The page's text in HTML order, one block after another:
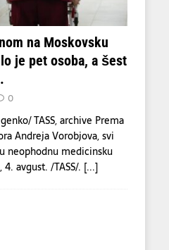
na Moskovsku
je pet osoba, a šest
0
TASS, archive Prema
Andreja Vorobjova, svi
neophodnu medicinsku
avgust. /TASS/. [...]